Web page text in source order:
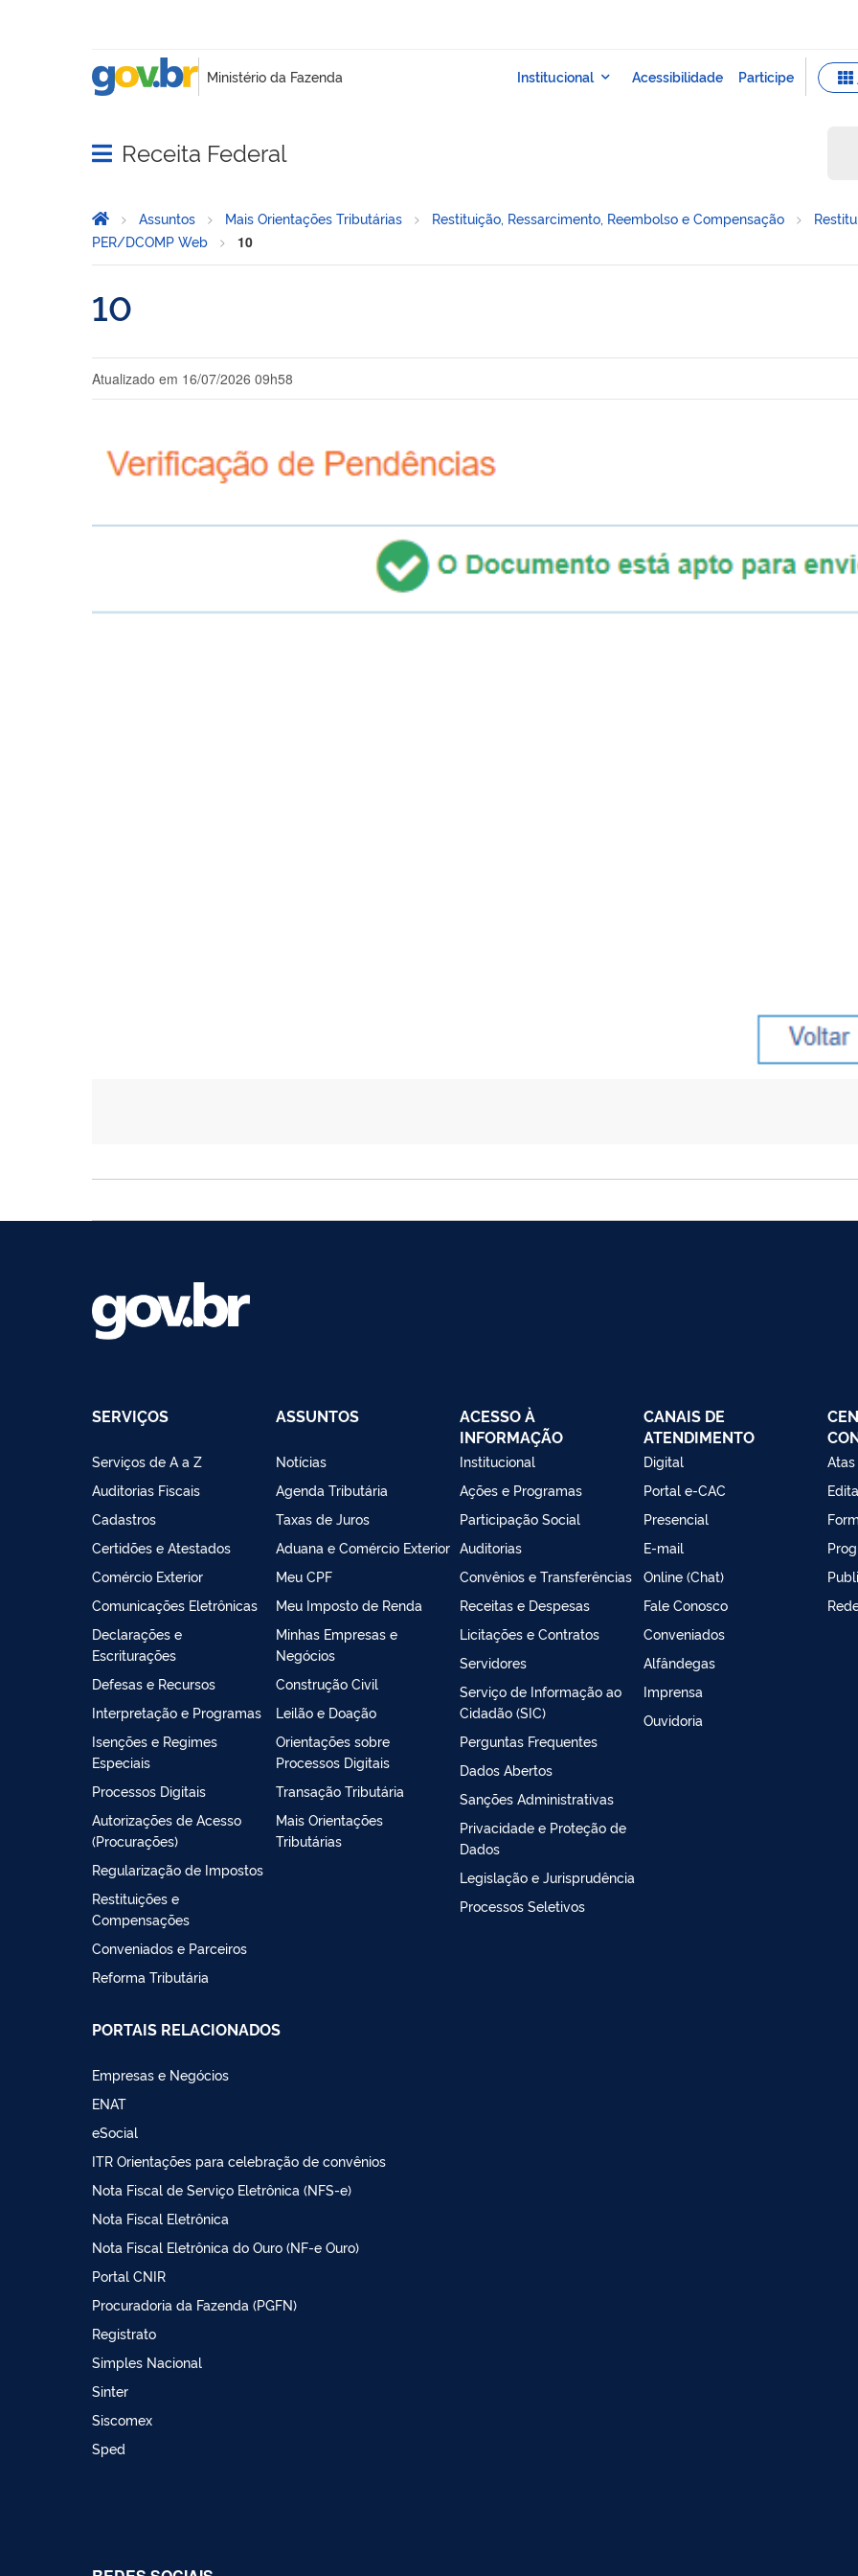
Abrir menu principal de navegação
Receita Federal
Você está aqui:
Página Inicial
Assuntos Mais Orientações Tributárias Restituição, Ressarcimento, Reembolso e Compensação
PER/DCOMP Web
10
10
Atualizado em 16/07/2026 09h58
SERVIÇOS
Serviços de A a Z
Auditorias Fiscais
Cadastros
Certidões e Atestados
Comércio Exterior
Comunicações Eletrônicas
Declarações e
Escriturações
Defesas e Recursos
Interpretação e Programas
Isenções e Regimes
Especiais
Processos Digitais
Autorizações de Acesso
(Procurações)
Regularização de Impostos
Restituições e
Compensações
Conveniados e Parceiros
Reforma Tributária
ASSUNTOS
Notícias
Agenda Tributária
Taxas de Juros
Aduana e Comércio Exterior
Meu CPF
Meu Imposto de Renda
Minhas Empresas e
Negócios
Construção Civil
Leilão e Doação
Orientações sobre
Processos Digitais
Transação Tributária
Mais Orientações
Tributárias
ACESSO À
INFORMAÇÃO
Institucional
Ações e Programas
Participação Social
Auditorias
Convênios e Transferências
Receitas e Despesas
Licitações e Contratos
Servidores
Serviço de Informação ao
Cidadão (SIC)
Perguntas Frequentes
Dados Abertos
Sanções Administrativas
Privacidade e Proteção de
Dados
Legislação e Jurisprudência
Processos Seletivos
CANAIS DE
ATENDIMENTO
Digital
Portal e-CAC
Presencial
E-mail
Online (Chat)
Fale Conosco
Conveniados
Alfândegas
Imprensa
Ouvidoria
PORTAIS RELACIONADOS
Empresas e Negócios
ENAT
eSocial
ITR Orientações para celebração de convênios
Nota Fiscal de Serviço Eletrônica (NFS-e)
Nota Fiscal Eletrônica
Nota Fiscal Eletrônica do Ouro (NF-e Ouro)
Portal CNIR
Procuradoria da Fazenda (PGFN)
Registrato
Simples Nacional
Sinter
Siscomex
Sped